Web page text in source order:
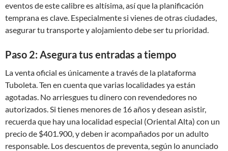
eventos de este calibre es altísima, así que la planificación
temprana es clave. Especialmente si vienes de otras ciudades,
asegurar tu transporte y alojamiento debe ser tu prioridad.
Paso 2: Asegura tus entradas a tiempo
La venta oficial es únicamente a través de la plataforma
Tuboleta. Ten en cuenta que varias localidades ya están
agotadas. No arriesgues tu dinero con revendedores no
autorizados. Si tienes menores de 16 años y desean asistir,
recuerda que hay una localidad especial (Oriental Alta) con un
precio de $401.900, y deben ir acompañados por un adulto
responsable. Los descuentos de preventa, según lo anunciado